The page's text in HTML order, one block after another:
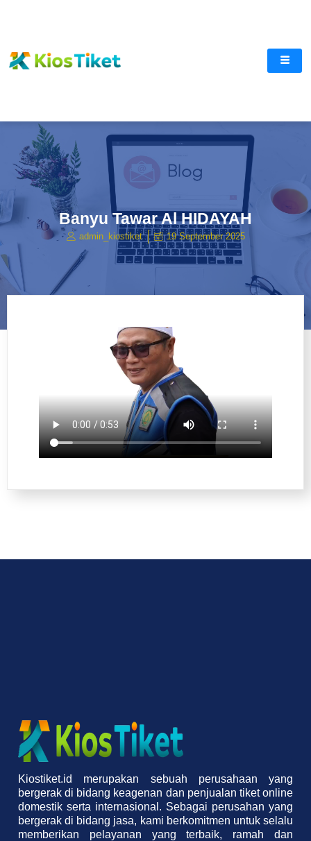
Banyu Tawar Al HIDAYAH
admin_kiostiket 19 September 2025
Kiostiket.id merupakan sebuah perusahaan yang
bergerak di bidang keagenan dan penjualan tiket online
domestik serta internasional. Sebagai perusahan yang
bergerak di bidang jasa, kami berkomitmen untuk selalu
memberikan pelayanan yang terbaik, ramah dan